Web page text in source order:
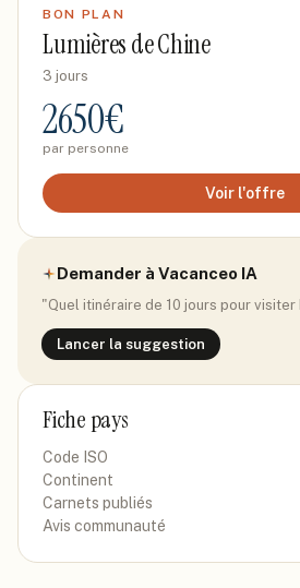
BON PLAN
Lumières de Chine
3 jours
2650€
par personne
Voir l'offre
Demander à Vacanceo IA
"Quel itinéraire de 10 jours pour visiter
Lancer la suggestion
Fiche pays
Code ISO
Continent
Carnets publiés
Avis communauté